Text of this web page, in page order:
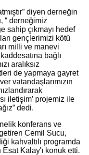
diyen derneğin
“ derneğimiz
sahip çıkmayı hedef
gençlerimizi kötü
milli ve manevi
bağlı
aralıksız
de yapmaya gayret
vatandaşlarımızın
iletişim’ projemiz ile
dedi.
konferans ve
Cemil Sucu,
kahvaltılı programda
Kalay'ı konuk etti.